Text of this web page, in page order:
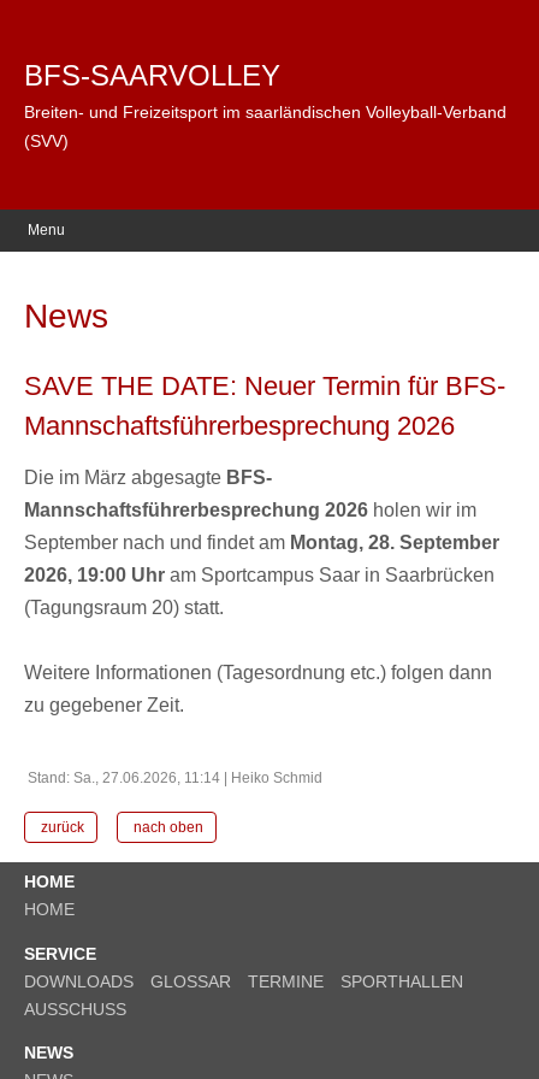
BFS-SAARVOLLEY
Breiten- und Freizeitsport im saarländischen Volleyball-Verband
(SVV)
Menu
News
SAVE THE DATE: Neuer Termin für BFS-
Mannschaftsführerbesprechung 2026
Die im März abgesagte BFS-
Mannschaftsführerbesprechung 2026 holen wir im
September nach und findet am Montag, 28. September
2026, 19:00 Uhr am Sportcampus Saar in Saarbrücken
(Tagungsraum 20) statt.
Weitere Informationen (Tagesordnung etc.) folgen dann
zu gegebener Zeit.
Stand: Sa., 27.06.2026, 11:14 | Heiko Schmid
zurück nach oben
HOME
HOME
SERVICE
DOWNLOADS
GLOSSAR TERMINE
SPORTHALLEN
AUSSCHUSS
NEWS